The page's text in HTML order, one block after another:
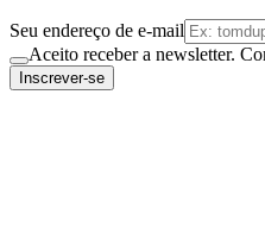
Seu endereço de e-mail
Aceito receber a newsletter.
Inscrever-se